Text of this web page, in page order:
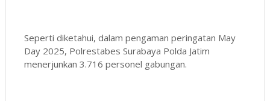
Seperti diketahui, dalam pengaman peringatan May
Day 2025, Polrestabes Surabaya Polda Jatim
menerjunkan 3.716 personel gabungan.